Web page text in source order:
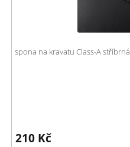
spona na kravatu Class-A stříbrná
210 Kč